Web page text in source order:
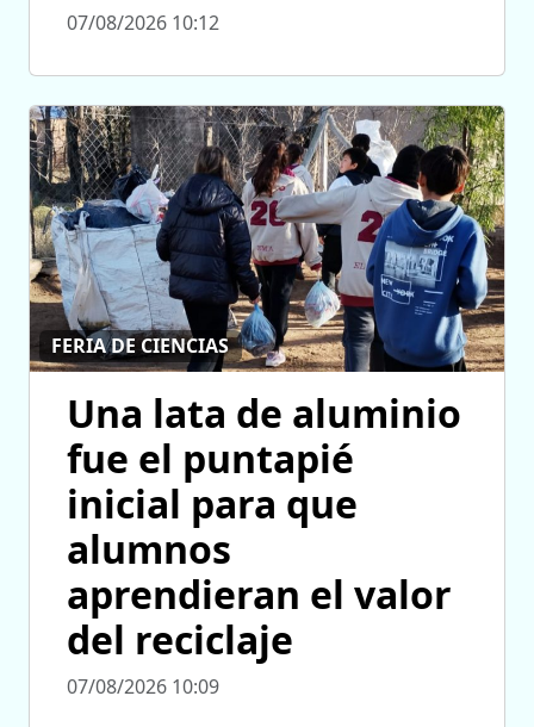
07/08/2026 10:12
FERIA DE CIENCIAS
Una lata de aluminio
fue el puntapié
inicial para que
alumnos
aprendieran el valor
del reciclaje
07/08/2026 10:09